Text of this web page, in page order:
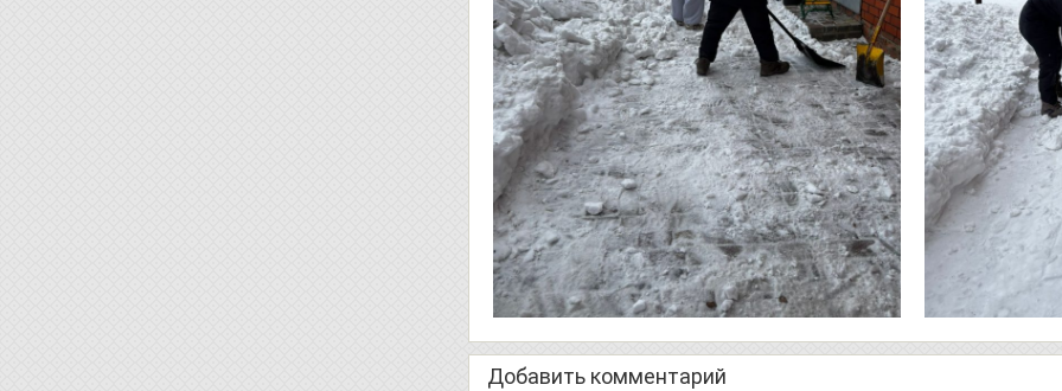
Добавить комментарий